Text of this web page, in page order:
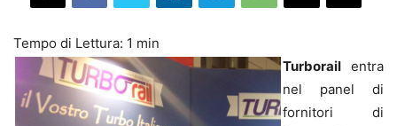
Turborail entra
nel panel di
fornitori di